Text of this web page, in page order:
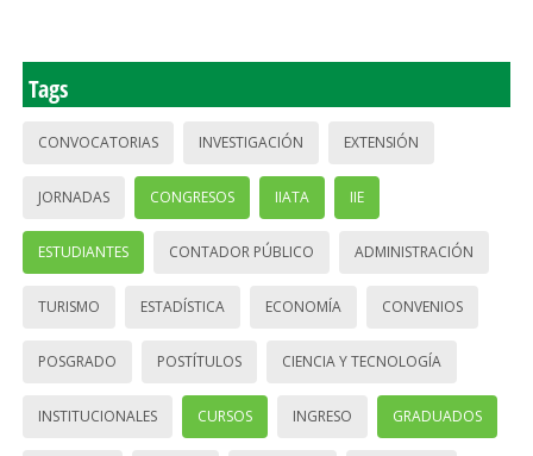
Tags
CONVOCATORIAS INVESTIGACIÓN EXTENSIÓN
JORNADAS CONGRESOS IIATA IIE
ESTUDIANTES CONTADOR PÚBLICO ADMINISTRACIÓN
TURISMO ESTADÍSTICA ECONOMÍA CONVENIOS
POSGRADO POSTÍTULOS CIENCIA Y TECNOLOGÍA
INSTITUCIONALES CURSOS INGRESO GRADUADOS